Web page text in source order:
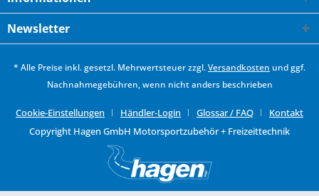
Newsletter
* Alle Preise inkl. gesetzl. Mehrwertsteuer zzgl.Versandkosten und ggf.
Nachnahmegebühren, wenn nicht anders beschrieben
Cookie-Einstellungen Händler-Login Glossar / FAQ
Kontakt
Copyright Hagen GmbH Motorsportzubehör + Freizeittechnik